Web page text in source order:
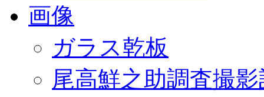
画像
ガラス乾板
尾高鮮之助調査撮